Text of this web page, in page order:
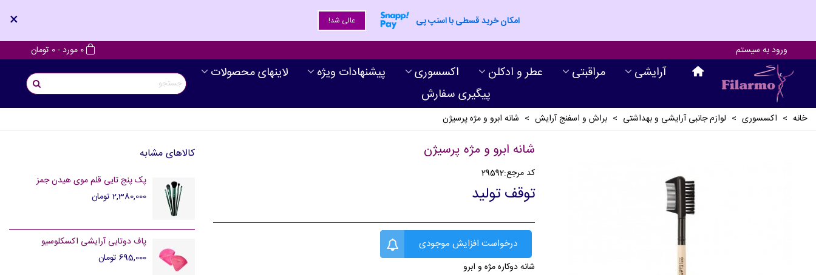
امکان خرید قسطی با اسنپ پی عالی شد! ×
ورود به سیستم 0 مورد-0 تومان
آرايشی مراقبتی عطر و ادکلن اکسسوری پیشنهادات ویژه
لاینهای محصولات
پیگیری سفارش
خانه > اکسسوری > لوازم جانبی آرايشی و بهداشتی > براش و اسفنج آرایش > شانه ابرو و مژه پرسیژن
شانه ابرو و مژه پرسیژن
کد مرجع:29592
توقف تولید
درخواست افزایش موجودی
شانه دوکاره مژه و ابرو
کالاهای مشابه
پک پنج تایی قلم موی هیدن جمز
2,380,000 تومان
پاف دوتایی آرایشی اکسکلوسیو
695,000 تومان